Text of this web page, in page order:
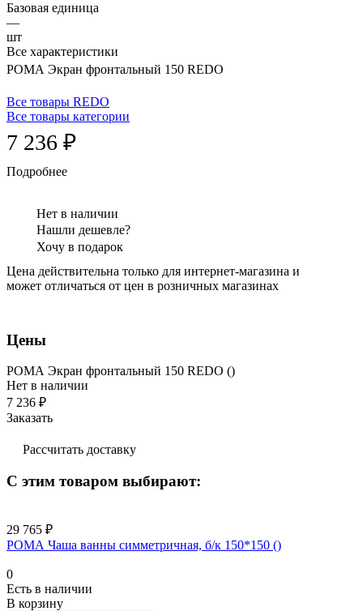
Базовая единица
—
шт
Все характеристики
РОМА Экран фронтальный 150 REDO
Все товары REDO
Все товары категории
7 236 ₽
Подробнее
Нет в наличии
Нашли дешевле?
Хочу в подарок
Цена действительна только для интернет-магазина и
может отличаться от цен в розничных магазинах
Цены
РОМА Экран фронтальный 150 REDO ()
Нет в наличии
7 236 ₽
Заказать
Рассчитать доставку
С этим товаром выбирают:
29 765 ₽
РОМА Чаша ванны симметричная, б/к 150*150 ()
0
Есть в наличии
В корзину